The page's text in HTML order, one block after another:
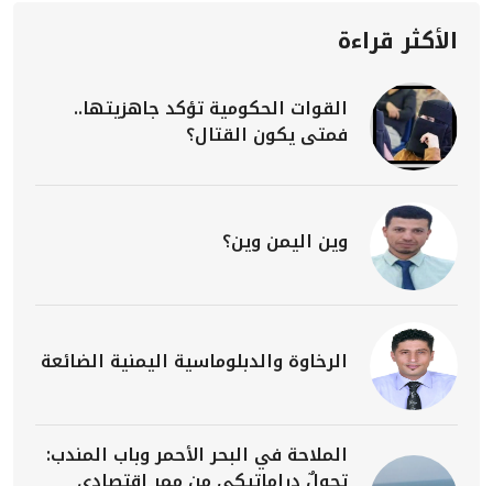
الأكثر قراءة
القوات الحكومية تؤكد جاهزيتها..
فمتى يكون القتال؟
وين اليمن وين؟
الرخاوة والدبلوماسية اليمنية الضائعة
الملاحة في البحر الأحمر وباب المندب: